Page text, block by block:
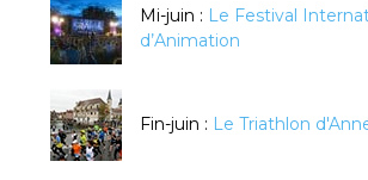
Mi-juin : Le Festival
d’Animation
Fin-juin : Le Triathlon